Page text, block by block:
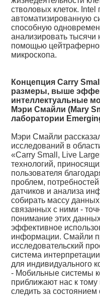
стволовых клеток.
автоматизированную
способную
анализировать
помощью
микроскопа.
Концепция Carry
размеры, выше
интеллектуальные
Мэри Смайли (Mary
лаборатории
Мэри Смайли
исследований в
«Carry Small, Live
технологий,
пользователя
проблем,
датчиков и анализа
собирать массу
связанных с ними -
понимание этих
эффективное
информации. Смайли
исследовательский
система
для индивидуального
- Мобильные системы
приближают нас к
следить за